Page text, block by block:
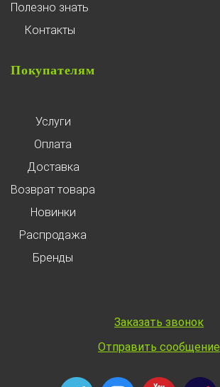
Полезно знать
Контакты
Покупателям
Услуги
Оплата
Доставка
Возврат товара
Новинки
Распродажа
Бренды
Заказать звонок
Отправить сообщение